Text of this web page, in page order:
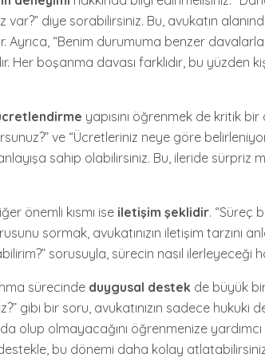
diye sorabilirsiniz. Bu, avukatın
Ayrıca, “Benim durumuma benzer
Her boşanma davası farklıdır, bu yüzden
yapısını öğrenmek de kritik bir
ve “Ücretleriniz neye göre
sahip olabilirsiniz. Bu, ileride sürpriz
önemli kısmı ise iletişim şeklidir. “Süreç
sormak, avukatınızın iletişim tarzını
sorusuyla, sürecin nasıl ilerleyeceği
sürecinde duygusal destek de büyük
gibi bir soru, avukatınızın sadece hukuki
olup olmayacağını öğrenmenize
bu dönemi daha kolay